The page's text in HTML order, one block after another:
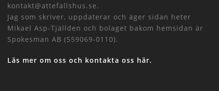
kontakt@attefallshus.se.
Jag som skriver, uppdaterar och äger sidan heter
Mikael Asp-Tjällden och bolaget bakom hemsidan är
Spokesman AB (559069-0110).
Läs mer om oss och kontakta oss här.